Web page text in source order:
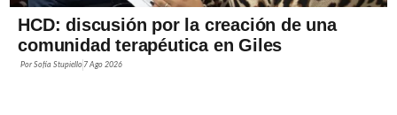
HCD: discusión por la creación de una
comunidad terapéutica en Giles
PorSofía Stupiello 7 Ago 2026